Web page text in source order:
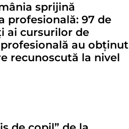
sprijină
profesională: 97 de
ai cursurilor de
au obținut
recunoscută la nivel